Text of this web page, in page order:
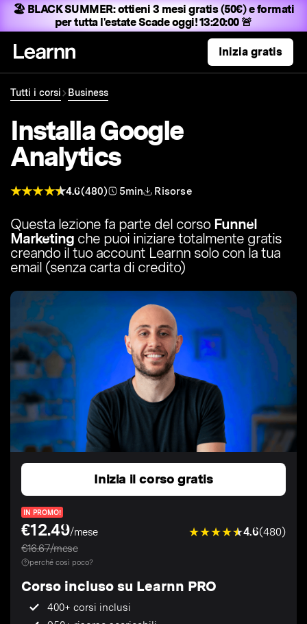
🏖️ BLACK SUMMER:ottieni 3 mesi gratis (50€) e formati
per tutta l'estateScade oggi! 13:19:59 🚨
Inizia gratis
Tutti i corsi Business
Installa Google
Analytics
4.6(480) 5min Risorse
Questa lezione fa parte del corso Funnel
Marketing che puoi iniziare totalmente gratis
creando il tuo account Learnn solo con la tua
email (senza carta di credito)
Inizia il corso gratis
IN PROMO!
€12.49/mese
€16.67/mese
4.6(480)
perché così poco?
Corso incluso su Learnn PRO
400+ corsi inclusi